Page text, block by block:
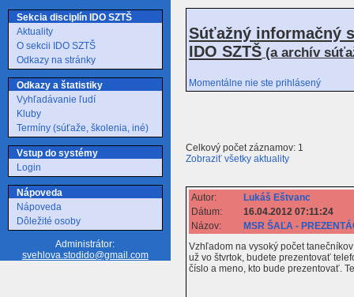
Sekcia disciplín IDO SZTŠ
Aktuality
O sekcii IDO SZTŠ
Odkazy na stránky
Odkazy a štatistiky
Vyhľadávanie ľudí
Kluby
Termíny (súťaže, školenia, iné)
Vstup do systémy
Login
Nápoveda
Nápoveda
Dôležité osoby
Administrátor:
svehlova.stodido@gmail.com
Súťažný informačný
IDO SZTŠ (a archív
Momentálne nie ste prihlásený
Celkový počet záznamov: 1
Zobraziť všetky aktuality
Autor:
Lukáš Eštvanc
Dátum:
16.04.2012 07:11:24
Názov:
MSR ŠAĽA -
Vzhľadom na vysoký počet
už vo štvrtok, budete prezentovať
číslo a meno, kto bude prezentovať.